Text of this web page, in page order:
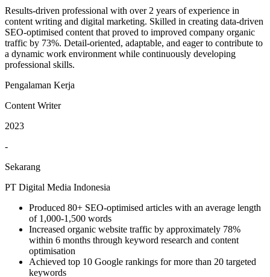
Results-driven professional with over 2 years of experience in
content writing and digital marketing. Skilled in creating data-driven
SEO-optimised content that proved to improved company organic
traffic by 73%. Detail-oriented, adaptable, and eager to contribute to
a dynamic work environment while continuously developing
professional skills.
Pengalaman Kerja
Content Writer
2023
-
Sekarang
PT Digital Media Indonesia
Produced 80+ SEO-optimised articles with an average length
of 1,000-1,500 words
Increased organic website traffic by approximately 78%
within 6 months through keyword research and content
optimisation
Achieved top 10 Google rankings for more than 20 targeted
keywords